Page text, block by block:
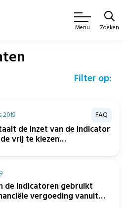
Menu Zoeken
Filter op:
2019 FAQ
de inzet van de indicator
de vrij te kiezen
de indicatoren gebruikt
vergoeding vanuit